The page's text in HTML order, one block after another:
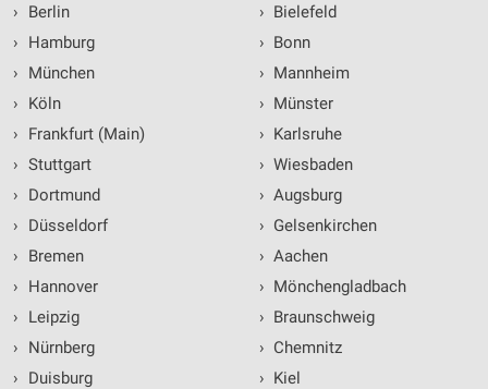
›
Berlin
›
Hamburg
›
München
›
Köln
›
Frankfurt (Main)
› Stuttgart
›
Dortmund
›
Düsseldorf
›
Bremen
›
Hannover
›
Leipzig
›
Nürnberg
›
Duisburg
› Bielefeld
› Bonn
› Mannheim
› Münster
› Karlsruhe
› Wiesbaden
› Augsburg
› Gelsenkirchen
› Aachen
› Mönchengladbach
› Braunschweig
› Chemnitz
› Kiel